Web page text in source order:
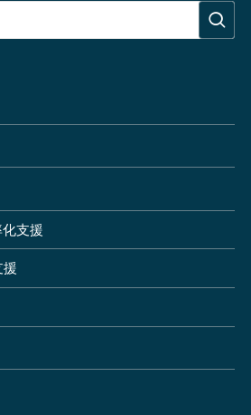
支援
援